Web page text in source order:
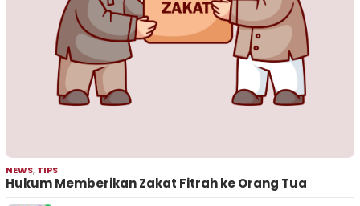
NEWS, TIPS
Hukum Memberikan Zakat Fitrah ke Orang Tua